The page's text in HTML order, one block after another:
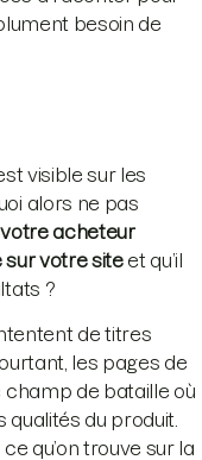
besoin de
visible sur les
alors ne pas
acheteur
sur votre siteet qu’il
?
de titres
les pages de
de bataille où
du produit.
qu’on trouve sur la